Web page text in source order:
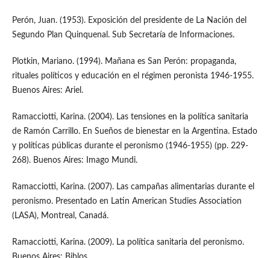
Perón, Juan. (1953). Exposición del presidente de La Nación del
Segundo Plan Quinquenal. Sub Secretaría de Informaciones.
Plotkin, Mariano. (1994). Mañana es San Perón: propaganda,
rituales políticos y educación en el régimen peronista 1946-1955.
Buenos Aires: Ariel.
Ramacciotti, Karina. (2004). Las tensiones en la política sanitaria
de Ramón Carrillo. En Sueños de bienestar en la Argentina. Estado
y políticas públicas durante el peronismo (1946-1955) (pp. 229-
268). Buenos Aires: Imago Mundi.
Ramacciotti, Karina. (2007). Las campañas alimentarias durante el
peronismo. Presentado en Latin American Studies Association
(LASA), Montreal, Canadá.
Ramacciotti, Karina. (2009). La política sanitaria del peronismo.